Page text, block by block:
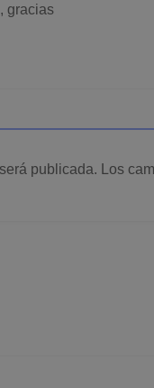
gracias
publicada. Los